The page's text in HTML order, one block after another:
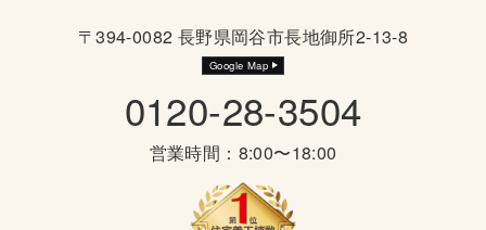
〒394-0082 長野県岡谷市長地御所2-13-8
Google Map
0120-28-3504
営業時間：8:00〜18:00